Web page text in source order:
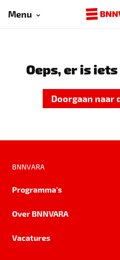
Menu
Oeps, er is
Doorgaan naar
BNNVARA
Programma's
Over BNNVARA
Vacatures